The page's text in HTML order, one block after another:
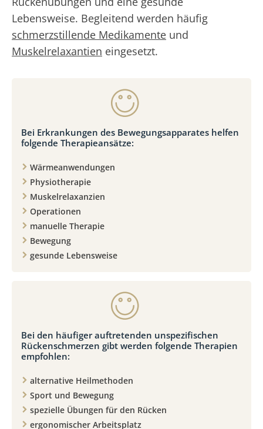
Lebensweise. Begleitend werden häufig
schmerzstillende Medikamente und
Muskelrelaxantien eingesetzt.
Bei Erkrankungen des Bewegungsapparates helfen
folgende Therapieansätze:
Wärmeanwendungen
Physiotherapie
Muskelrelaxanzien
Operationen
manuelle Therapie
Bewegung
gesunde Lebensweise
Bei den häufiger auftretenden unspezifischen
Rückenschmerzen gibt werden folgende Therapien
empfohlen:
alternative Heilmethoden
Sport und Bewegung
spezielle Übungen für den Rücken
ergonomischer Arbeitsplatz